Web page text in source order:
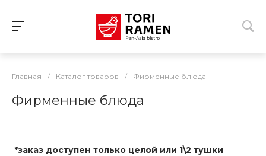
Главная / Каталог товаров / Фирменные блюда
Фирменные блюда
*заказ доступен только целой или 1\2 тушки